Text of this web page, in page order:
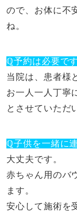
ので、お体に不
ね。
ℚ予約は必要で
当院は、患者様
お一人一人丁寧
とさせていただ
ℚ子供を一緒に
大丈夫です。
赤ちゃん用のバ
ます。
安心して施術を